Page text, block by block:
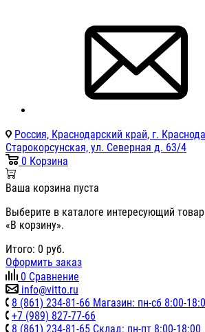
Россия, Краснодарский край, г.
Старокорсунская, ул. Северная д. 63/4
0 Корзина
Ваша корзина пуста
Выберите в каталоге интересующий
«В корзину».
Итого: 0 руб.
Оформить заказ
0 Сравнение
info@vitto.ru
8 (861) 234-81-66 Магазин: пн-сб 8:00-
+7 (989) 827-77-66
8 (861) 234-81-65 Склад: пн-пт 8:00-18:00